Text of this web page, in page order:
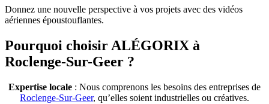
Donnez une nouvelle perspective à vos projets avec des vidéos
aériennes époustouflantes.
Pourquoi choisir ALÉGORIX à
Roclenge-Sur-Geer ?
Expertise locale : Nous comprenons les besoins des entreprises de
Roclenge-Sur-Geer, qu’elles soient industrielles ou créatives.